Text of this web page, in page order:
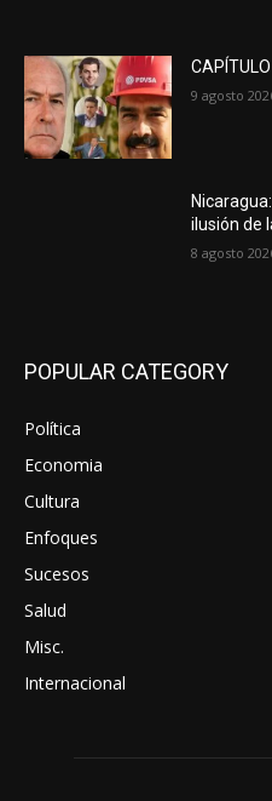
9 agosto
ilusión de
8 agosto
POPULAR CATEGORY
Política
Economia
Cultura
Enfoques
Sucesos
Salud
Misc.
Internacional